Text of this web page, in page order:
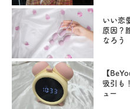
いい恋
原因？
なろう
【
吸引も
ュー